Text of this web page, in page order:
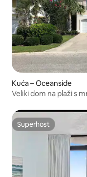
Kuća – Oceanside
Veliki dom na plaži s
Superhost
Superhost